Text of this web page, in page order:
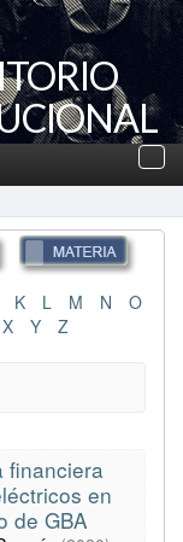
K L M N
O
X Y Z
financiera
en
de GBA